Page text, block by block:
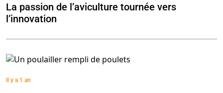
La passion de l’aviculture tournée vers
l’innovation
Il y a 1 an